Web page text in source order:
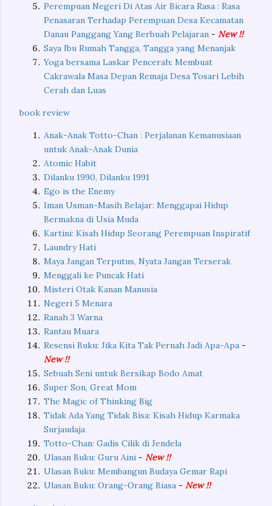
Perempuan Negeri Di Atas Air Bicara Rasa : Rasa
Penasaran Terhadap Perempuan Desa Kecamatan
Danau Panggang Yang Berbuah Pelajaran - New !!
Saya Ibu Rumah Tangga, Tangga yang Menanjak
Yoga bersama Laskar Pencerah: Membuat
Cakrawala Masa Depan Remaja Desa Tosari Lebih
Cerah dan Luas
book review
Anak-Anak Totto-Chan : Perjalanan Kemanusiaan
untuk Anak-Anak Dunia
Atomic Habit
Dilanku 1990, Dilanku 1991
Ego is the Enemy
Iman Usman-Masih Belajar: Menggapai Hidup
Bermakna di Usia Muda
Kartini: Kisah Hidup Seorang Perempuan Inspiratif
Laundry Hati
Maya Jangan Terputus, Nyata Jangan Terserak
Menggali ke Puncak Hati
Misteri Otak Kanan Manusia
Negeri 5 Menara
Ranah 3 Warna
Rantau Muara
Resensi Buku: Jika Kita Tak Pernah Jadi Apa-Apa -
New !!
Sebuah Seni untuk Bersikap Bodo Amat
Super Son, Great Mom
The Magic of Thinking Big
Tidak Ada Yang Tidak Bisa: Kisah Hidup Karmaka
Surjaudaja
Totto-Chan: Gadis Cilik di Jendela
Ulasan Buku: Guru Aini - New !!
Ulasan Buku: Membangun Budaya Gemar Rapi
Ulasan Buku: Orang-Orang Biasa - New !!